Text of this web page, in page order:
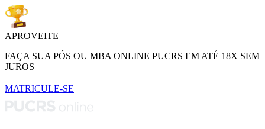
APROVEITE
FAÇA SUA PÓS OU MBA ONLINE PUCRS EM ATÉ 18X SEM
JUROS
MATRICULE-SE